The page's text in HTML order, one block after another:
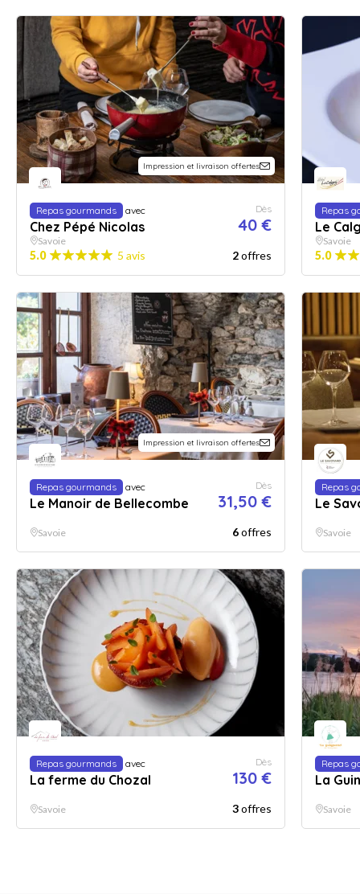
Impression et livraison offertes
Repas gourmands avec
Chez Pépé Nicolas
Dès
40 €
Savoie
5.0 5 avis 2offres
Repas
Le
Savoie
5.0
Impression et livraison offertes
Repas gourmands avec
Le Manoir de Bellecombe
Dès
31,50 €
Savoie 6offres
Repas
Le
Savoie
Repas gourmands avec
La ferme du Chozal
Dès
130 €
Savoie 3offres
Repas
La
Savoie